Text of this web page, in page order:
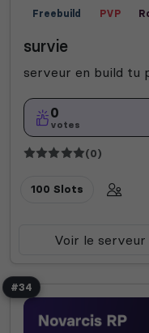
Freebuild PVP
survie
serveur en build tu
0
votes
(0)
100 Slots
Voir le serveur
#34